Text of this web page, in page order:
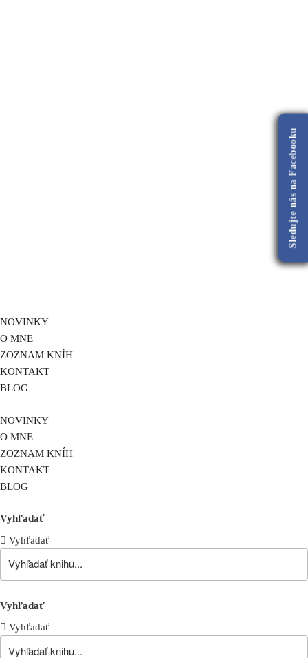
NOVINKY
O MNE
ZOZNAM KNÍH
KONTAKT
BLOG
NOVINKY
O MNE
ZOZNAM KNÍH
KONTAKT
BLOG
Vyhľadať
Vyhľadať
Vyhľadať
Vyhľadať
Sledujte nás na Facebooku